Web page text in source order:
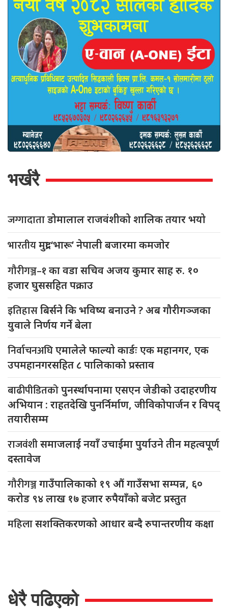
भर्खरै
जग्गादाताडोमालाल राजवंशीको शालिक तयार भयो
भारतीयमुद्रा ‘भारू’ नेपाली बजारमा कमजाेर
गौरीगञ्ज–१का वडा सचिव अजय कुमार साह रु. १०
हजार घुससहित पक्राउ
इतिहासबिर्सने कि भविष्य बनाउने ? अब गौरीगञ्जका
युवाले निर्णय गर्ने बेला
निर्वाचनअघिएमालेले फाल्यो कार्डः एक महानगर, एक
उपमहानगरसहित ८ पालिकाको प्रस्ताव
बाढीपीडितकोपुनर्स्थापनामा एसएन जेडीको उदाहरणीय
अभियान : राहतदेखि पुनर्निर्माण, जीविकोपार्जन र विपद्
तयारीसम्म
राजवंशीसमाजलाई नयाँ उचाईमा पुर्याउने तीन महत्वपूर्ण
दस्तावेज
गौरीगञ्जगाउँपालिकाको १९ औं गाउँसभा सम्पन्न, ६०
करोड ९४ लाख १७ हजार रुपैयाँको बजेट प्रस्तुत
महिलासशक्तिकरणको आधार बन्दै रुपान्तरणीय कक्षा
धेरै पढिएको